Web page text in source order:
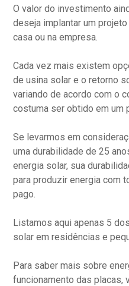
O valor do investimento
deseja implantar um
casa ou na empresa.
Cada vez mais existem
de usina solar e o retorno
variando de acordo com o
costuma ser obtido em um
Se levarmos em
uma durabilidade de 25
energia solar, sua
para produzir energia com
pago.
Listamos aqui apenas 5
solar em residências e
Para saber mais sobre
funcionamento das placas,